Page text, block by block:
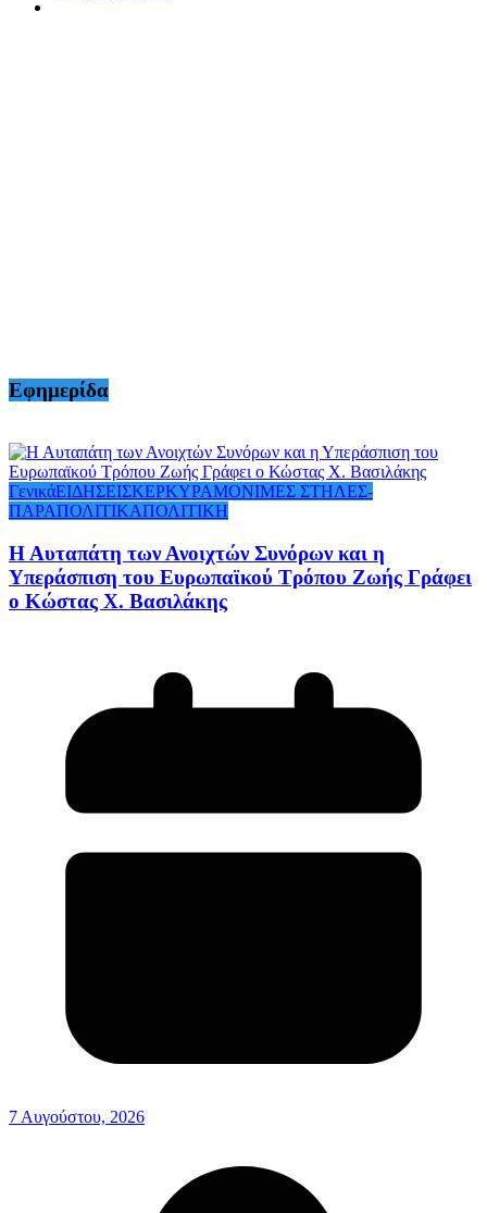
Εφημερίδα
ΓενικάΕΙΔΗΣΕΙΣΚΕΡΚΥΡΑΜΟΝΙΜΕΣ ΣΤΗΛΕΣ-
ΠΑΡΑΠΟΛΙΤΙΚΑΠΟΛΙΤΙΚΗ
Η Αυταπάτη των Ανοιχτών Συνόρων και η
Υπεράσπιση του Ευρωπαϊκού Τρόπου Ζωής Γράφει
ο Κώστας Χ. Βασιλάκης
7 Αυγούστου, 2026